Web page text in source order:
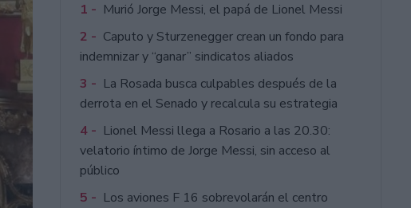
1 - Murió Jorge Messi, el papá de Lionel Messi
2 - Caputo y Sturzenegger crean un fondo para
indemnizar y “ganar” sindicatos aliados
3 - La Rosada busca culpables después de la
derrota en el Senado y recalcula su estrategia
4 - Lionel Messi llega a Rosario a las 20.30:
velatorio íntimo de Jorge Messi, sin acceso al
público
5 - Los aviones F 16 sobrevolarán el centro